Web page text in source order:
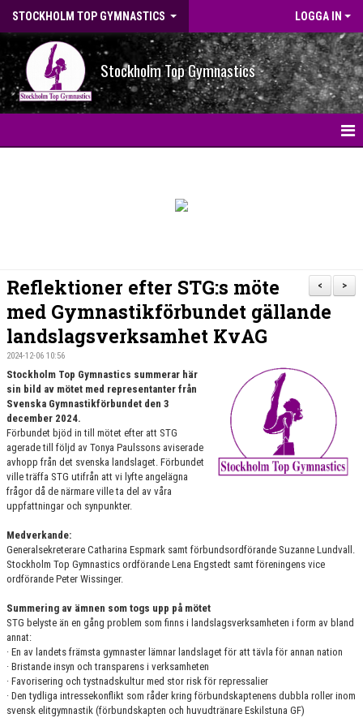
STOCKHOLM TOP GYMNASTICS LOGGA IN
Stockholm Top Gymnastics
OM FÖRENINGEN
STG-HALLEN
VÄRDEGRUND
FÖRENINGSPRODUKTER
KONTAKT
MÄRKESTAGNING
>
<
Reflektioner efter STG:s möte
med Gymnastikförbundet gällande
landslagsverksamhet KvAG
2024-12-06 10:56
Stockholm Top Gymnastics summerar här
sin bild av mötet med representanter från
Svenska Gymnastikförbundet den 3
december 2024.
Förbundet bjöd in till mötet efter att STG
agerade till följd av Tonya Paulssons aviserade
avhopp från det svenska landslaget. Förbundet
ville träffa STG utifrån att vi lyfte angelägna
frågor då de närmare ville ta del av våra
uppfattningar och synpunkter.
Medverkande:
Generalsekreterare Catharina Espmark samt förbundsordförande Suzanne Lundvall.
Stockholm Top Gymnastics ordförande Lena Engstedt samt föreningens vice
ordförande Peter Wissinger.
Summering av ämnen som togs upp på mötet
STG belyste än en gång problem som finns i landslagsverksamheten i form av bland
annat:
· En av landets främsta gymnaster lämnar landslaget för att tävla för annan nation
· Bristande insyn och transparens i verksamheten
· Favorisering och tystnadskultur med stor risk för repressalier
· Den tydliga intressekonflikt som råder kring förbundskaptenens dubbla roller inom
svensk elitgymnastik (förbundskapten och huvudtränare Eskilstuna GF)